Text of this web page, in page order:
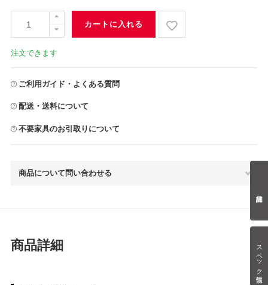
スペック情報
カートに入れる
注文できます
ご利用ガイド・よくある質問
配送・送料について
不要家具のお引取りについて
商品について問い合わせる
商品詳細